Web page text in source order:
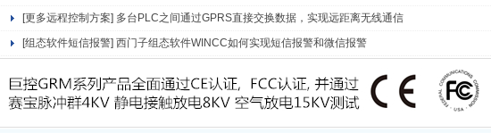
[更多远程控制方案] 多台PLC之间通过GPRS直接交换数据，实现远距离无线通信
[组态软件短信报警] 西门子组态软件WINCC如何实现短信报警和微信报警